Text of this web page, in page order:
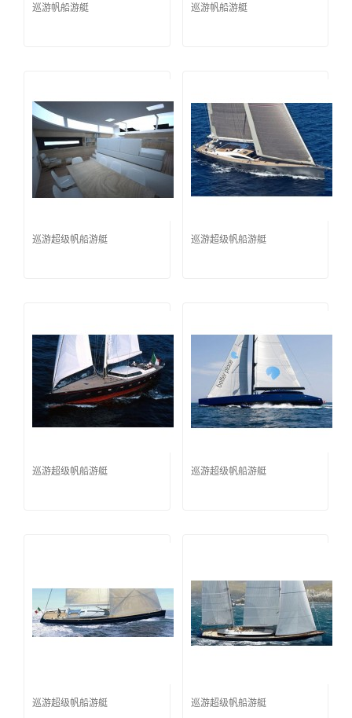
巡游帆船游艇 巡游帆船游艇
巡游超级帆船游艇 巡游超级帆船游艇
巡游超级帆船游艇 巡游超级帆船游艇
巡游超级帆船游艇 巡游超级帆船游艇